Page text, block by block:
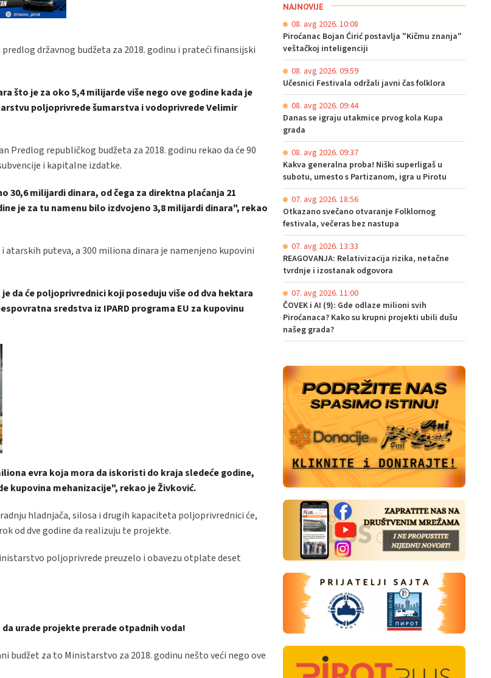
državnog budžeta za 2018. godinu i prateći finansijski
što je za oko 5,4 milijarde više nego ove godine kada je
poljoprivrede šumarstva i vodoprivrede Velimir
Predlog republičkog budžeta za 2018. godinu rekao da će 90
i kapitalne izdatke.
30,6 milijardi dinara, od čega za direktna plaćanja 21
je za tu namenu bilo izdvojeno 3,8 milijardi dinara", rekao
puteva, a 300 miliona dinara je namenjeno kupovini
da će poljoprivrednici koji poseduju više od dva hektara
sredstva iz IPARD programa EU za kupovinu
evra koja mora da iskoristi do kraja sledeće godine,
kupovina mehanizacije", rekao je Živković.
hladnjača, silosa i drugih kapaciteta poljoprivrednici će,
od dve godine da realizuju te projekte.
poljoprivrede preuzelo i obavezu otplate deset
urade projekte prerade otpadnih voda!
budžet za to Ministarstvo za 2018. godinu nešto veći nego ove
NAJNOVIJE
08. avg 2026. 10:08
Piroćanac Bojan Ćirić postavlja "Kičmu znanja"
veštačkoj inteligenciji
08. avg 2026. 09:59
Učesnici Festivala održali javni čas folklora
08. avg 2026. 09:44
Danas se igraju utakmice prvog kola Kupa
grada
08. avg 2026. 09:37
Kakva generalna proba! Niški superligaš u
subotu, umesto s Partizanom, igra u Pirotu
07. avg 2026. 18:56
Otkazano svečano otvaranje Folklornog
festivala, večeras bez nastupa
07. avg 2026. 13:33
REAGOVANJA: Relativizacija rizika, netačne
tvrdnje i izostanak odgovora
07. avg 2026. 11:00
ČOVEK i AI (9): Gde odlaze milioni svih
Piroćanaca? Kako su krupni projekti ubili dušu
našeg grada?